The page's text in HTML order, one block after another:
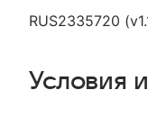
RUS2335720
Условия